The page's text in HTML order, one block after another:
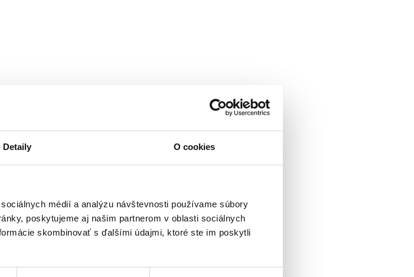
Detaily O cookies
médií a analýzu návštevnosti používame súbory
poskytujeme aj našim partnerom v oblasti sociálnych
skombinovať s ďalšími údajmi, ktoré ste im poskytli